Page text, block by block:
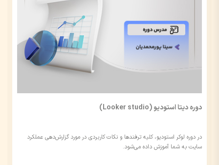
دوره دیتا استودیو (Looker studio)
در دوره لوکر استودیو، کلیه ترفندها و نکات کاربردی در مورد گزارش‌دهی عملکرد
سایت به شما آموزش داده می‌شود.